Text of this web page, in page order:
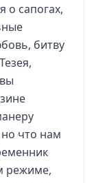
о сапогах,
битву
что нам
режиме,